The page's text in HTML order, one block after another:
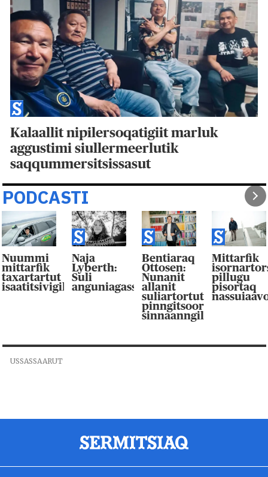
Kalaallit nipilersoqatigiit marluk
aggustimi siullermeerlutik
saqqummersitsissasut
PODCASTI
Nuummi
mittarfik
taxartartut
isaatitsivigilluarpaat
Naja
Lyberth:
Suli
anguniagassaqaqaagut
Bentiaraq
Ottosen:
Nunanit
allanit
suliartortut
pinngitsoor-
Mittarfik
pillugu
pisortaq
USSASSAARUT